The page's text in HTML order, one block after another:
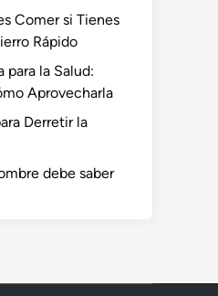
Comer si Tienes
Rápido
para la Salud:
Aprovecharla
Derretir la
debe saber